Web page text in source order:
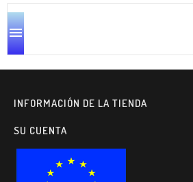

INFORMACIÓN DE LA TIENDA
SU CUENTA